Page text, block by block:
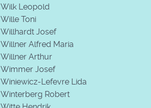
Wilk Leopold
Wille Toni
Willhardt Josef
Willner Alfred Maria
Willner Arthur
Wimmer Josef
Winiewicz-Lefevre Lida
Winterberg Robert